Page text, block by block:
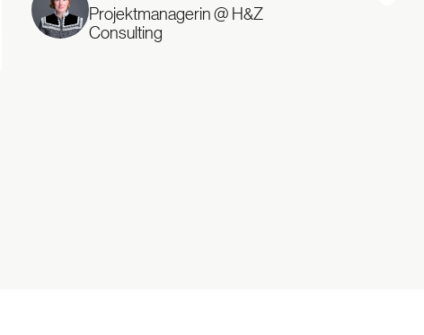
Projektmanagerin @ H&Z
Consulting